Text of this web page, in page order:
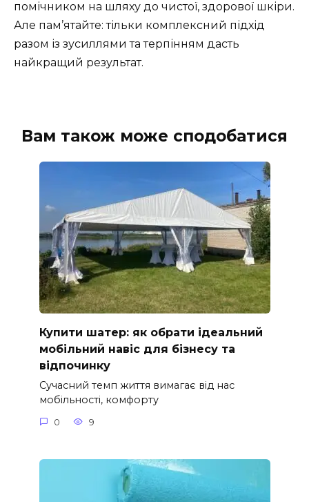
помічником на шляху до чистої, здорової шкіри.
Але пам’ятайте: тільки комплексний підхід
разом із зусиллями та терпінням дасть
найкращий результат.
Вам також може сподобатися
Купити шатер: як обрати ідеальний
мобільний навіс для бізнесу та
відпочинку
Сучасний темп життя вимагає від нас
мобільності, комфорту
0 9